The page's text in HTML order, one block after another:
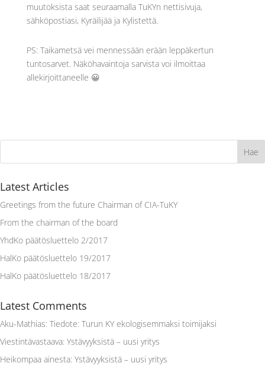
muutoksista saat seuraamalla TuKYn nettisivuja,
sähköpostiasi, Kyräilijää ja Kylistettä.
PS: Taikametsä vei mennessään erään leppäkertun
tuntosarvet. Näköhavaintoja sarvista voi ilmoittaa
allekirjoittaneelle 😀
Latest Articles
Greetings from the future Chairman of CIA-TuKY
From the chairman of the board
YhdKo päätösluettelo 2/2017
HalKo päätösluettelo 19/2017
HalKo päätösluettelo 18/2017
Latest Comments
Aku-Mathias: Tiedote: Turun KY ekologisemmaksi toimijaksi
Viestintävastaava: Ystävyyksistä – uusi yritys
Heikompaa ainesta: Ystävyyksistä – uusi yritys